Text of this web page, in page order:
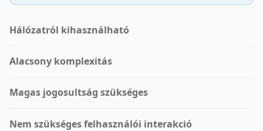
Hálózatról kihasználható
Alacsony komplexitás
Magas jogosultság szükséges
Nem szükséges felhasználói interakció